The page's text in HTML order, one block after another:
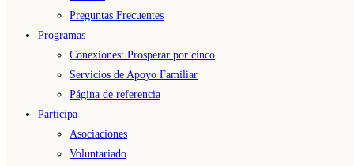
Preguntas Frecuentes
Programas
Conexiones: Prosperar por cinco
Servicios de Apoyo Familiar
Página de referencia
Participa
Asociaciones
Voluntariado